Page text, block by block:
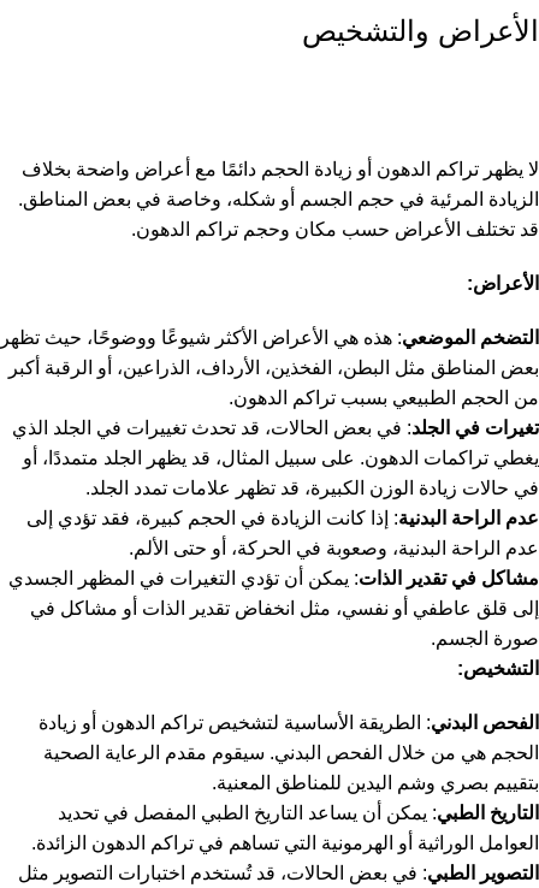
الأعراض والتشخيص
لا يظهر تراكم الدهون أو زيادة الحجم دائمًا مع أعراض واضحة بخلاف
الزيادة المرئية في حجم الجسم أو شكله، وخاصة في بعض المناطق.
قد تختلف الأعراض حسب مكان وحجم تراكم الدهون.
الأعراض:
التضخم الموضعي: هذه هي الأعراض الأكثر شيوعًا ووضوحًا، حيث تظهر
بعض المناطق مثل البطن، الفخذين، الأرداف، الذراعين، أو الرقبة أكبر
من الحجم الطبيعي بسبب تراكم الدهون.
تغيرات في الجلد: في بعض الحالات، قد تحدث تغييرات في الجلد الذي
يغطي تراكمات الدهون. على سبيل المثال، قد يظهر الجلد متمددًا، أو
في حالات زيادة الوزن الكبيرة، قد تظهر علامات تمدد الجلد.
عدم الراحة البدنية: إذا كانت الزيادة في الحجم كبيرة، فقد تؤدي إلى
عدم الراحة البدنية، وصعوبة في الحركة، أو حتى الألم.
مشاكل في تقدير الذات: يمكن أن تؤدي التغيرات في المظهر الجسدي
إلى قلق عاطفي أو نفسي، مثل انخفاض تقدير الذات أو مشاكل في
صورة الجسم.
التشخيص:
الفحص البدني: الطريقة الأساسية لتشخيص تراكم الدهون أو زيادة
الحجم هي من خلال الفحص البدني. سيقوم مقدم الرعاية الصحية
بتقييم بصري وشم اليدين للمناطق المعنية.
التاريخ الطبي: يمكن أن يساعد التاريخ الطبي المفصل في تحديد
العوامل الوراثية أو الهرمونية التي تساهم في تراكم الدهون الزائدة.
التصوير الطبي: في بعض الحالات، قد تُستخدم اختبارات التصوير مثل